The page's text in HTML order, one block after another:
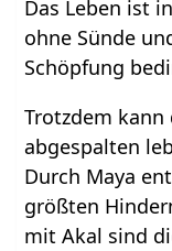
Das Leben ist
ohne Sünde
Schöpfung
Trotzdem kann
abgespalten
Durch Maya
größten
mit Akal sind